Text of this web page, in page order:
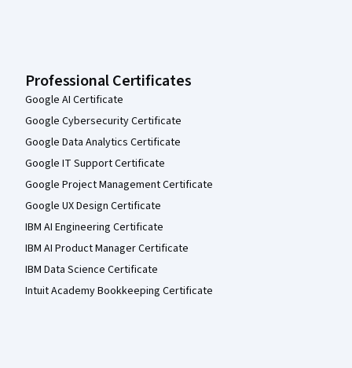
Professional Certificates
Google AI Certificate
Google Cybersecurity Certificate
Google Data Analytics Certificate
Google IT Support Certificate
Google Project Management Certificate
Google UX Design Certificate
IBM AI Engineering Certificate
IBM AI Product Manager Certificate
IBM Data Science Certificate
Intuit Academy Bookkeeping Certificate